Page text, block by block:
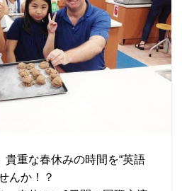
貴重な春休みの時間を“英語
んか！？